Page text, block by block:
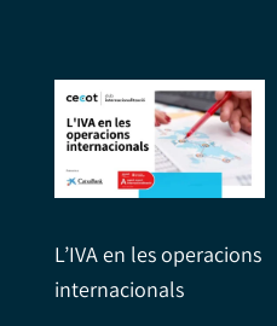
L’IVA en les operacions
internacionals